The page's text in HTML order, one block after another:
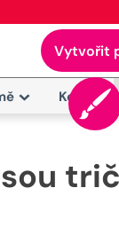
Vytvořit
Kontakt